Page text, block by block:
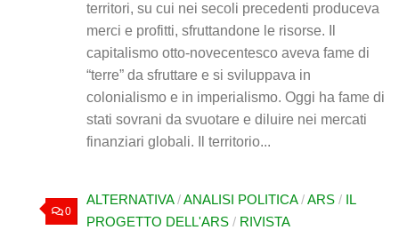
territori, su cui nei secoli precedenti produceva
merci e profitti, sfruttandone le risorse. Il
capitalismo otto-novecentesco aveva fame di
“terre” da sfruttare e si sviluppava in
colonialismo e in imperialismo. Oggi ha fame di
stati sovrani da svuotare e diluire nei mercati
finanziari globali. Il territorio...
0
ALTERNATIVA/ANALISI POLITICA/ARS /
IL
PROGETTO DELL'ARS / RIVISTA